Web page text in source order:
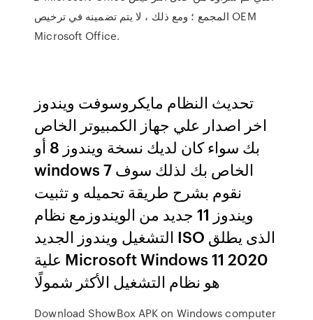
المجمع ؛ ومع ذلك ، لا يتم تضمينه في ترخيص OEM
Microsoft Office.
تحديث النظام مايكروسوفت ويندوز
اخر اصدار علي جهاز الكمبيوتر الخاص
بك سواء كان لديك نسخة ويندوز 8 أو
windows 7 الخاص بك لذلك سوف
نقوم بشرح طريقة تحميله و تثبيت
ويندوز 11 جديد من الويندوزمع نظام
التشغيل ويندوز الجديد ISO الذى يطلق
علية Microsoft Windows 11 2020
هو نظام التشغيل الأكثر شمولًا
Download ShowBox APK on Windows computer